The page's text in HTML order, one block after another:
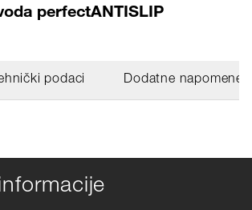
perfectANTISLIP
podaci Dodatne napomene